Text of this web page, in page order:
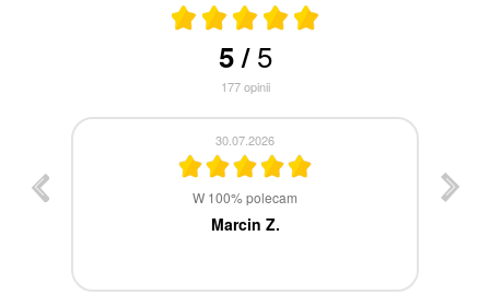
5/5
177opinii
30.07.2026
W 100% polecam
Marcin Z.